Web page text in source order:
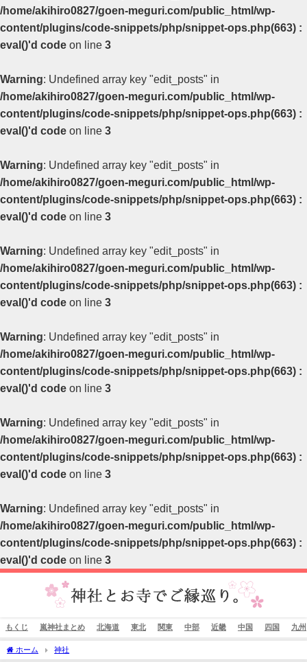
/home/akihiro0827/goen-meguri.com/public_html/wp-
content/plugins/code-snippets/php/snippet-ops.php(663) :
eval()'d code on line 3
Warning: Undefined array key "edit_posts" in
/home/akihiro0827/goen-meguri.com/public_html/wp-
content/plugins/code-snippets/php/snippet-ops.php(663) :
eval()'d code on line 3
Warning: Undefined array key "edit_posts" in
/home/akihiro0827/goen-meguri.com/public_html/wp-
content/plugins/code-snippets/php/snippet-ops.php(663) :
eval()'d code on line 3
Warning: Undefined array key "edit_posts" in
/home/akihiro0827/goen-meguri.com/public_html/wp-
content/plugins/code-snippets/php/snippet-ops.php(663) :
eval()'d code on line 3
Warning: Undefined array key "edit_posts" in
/home/akihiro0827/goen-meguri.com/public_html/wp-
content/plugins/code-snippets/php/snippet-ops.php(663) :
eval()'d code on line 3
Warning: Undefined array key "edit_posts" in
/home/akihiro0827/goen-meguri.com/public_html/wp-
content/plugins/code-snippets/php/snippet-ops.php(663) :
eval()'d code on line 3
Warning: Undefined array key "edit_posts" in
/home/akihiro0827/goen-meguri.com/public_html/wp-
content/plugins/code-snippets/php/snippet-ops.php(663) :
eval()'d code on line 3
もくじ 嵐神社まとめ 北海道 東北 関東 中部 近畿 中国 四国 九州
ホーム 神社